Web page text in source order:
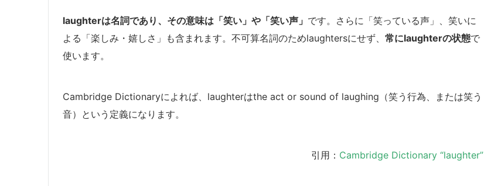
laughterは名詞であり、その意味は「笑い」や「笑い声」 です。さらに「笑っている声」、笑いに
よる「楽しみ・嬉しさ」も含まれます。不可算名詞のためlaughtersにせず、 常にlaughterの状態で
使います。
Cambridge Dictionaryによれば、laughterはthe act or sound of laughing（笑う行為、または笑う
音）という定義になります。
引用： Cambridge Dictionary “laughter”